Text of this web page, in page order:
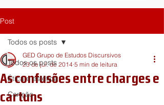
Post
Todos os posts
Ética e estética
Canção
Todos os posts
As confusões entre charges e
cartuns
GED Grupo de Estudos Discursivos
23 de jul. de 2014 5 min de leitura